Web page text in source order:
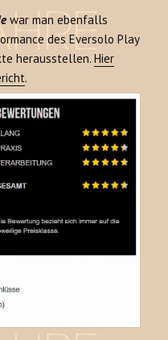
war man ebenfalls
des Eversolo Play
herausstellen.Hier
.